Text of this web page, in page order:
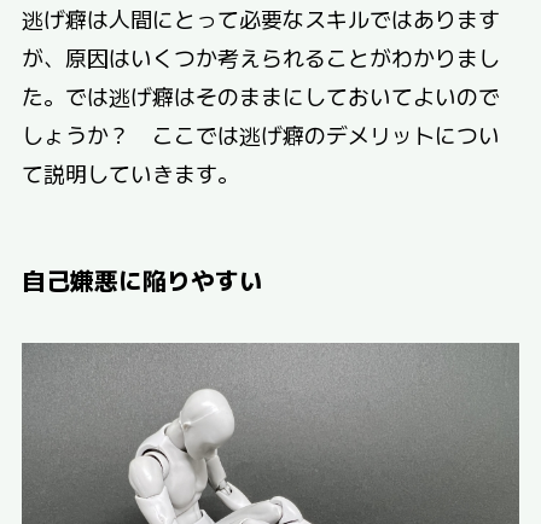
逃げ癖は人間にとって必要なスキルではあります
が、原因はいくつか考えられることがわかりまし
た。では逃げ癖はそのままにしておいてよいので
しょうか？ ここでは逃げ癖のデメリットについ
て説明していきます。
自己嫌悪に陥りやすい